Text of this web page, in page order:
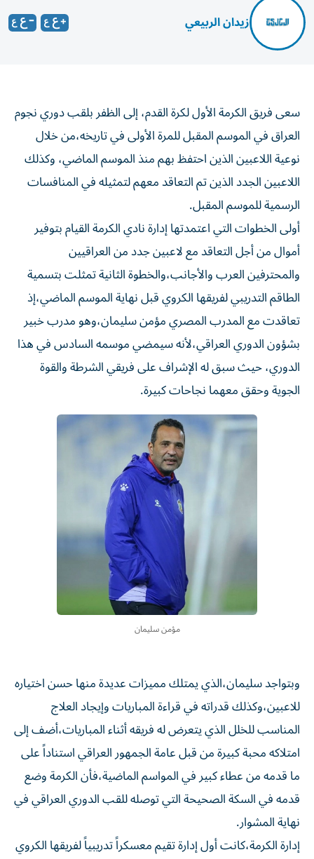
زيدان الربيعي
سعى فريق الكرمة الأول لكرة القدم، إلى الظفر بلقب دوري نجوم
العراق في الموسم المقبل للمرة الأولى في تاريخه،من خلال
نوعية اللاعبين الذين احتفظ بهم منذ الموسم الماضي، وكذلك
اللاعبين الجدد الذين تم التعاقد معهم لتمثيله في المنافسات
الرسمية للموسم المقبل.
أولى الخطوات التي اعتمدتها إدارة نادي الكرمة القيام بتوفير
أموال من أجل التعاقد مع لاعبين جدد من العراقيين
والمحترفين العرب والأجانب،والخطوة الثانية تمثلت بتسمية
الطاقم التدريبي لفريقها الكروي قبل نهاية الموسم الماضي،إذ
تعاقدت مع المدرب المصري مؤمن سليمان،وهو مدرب خبير
بشؤون الدوري العراقي،لأنه سيمضي موسمه السادس في هذا
الدوري، حيث سبق له الإشراف على فريقي الشرطة والقوة
الجوية وحقق معهما نجاحات كبيرة.
مؤمن سليمان
وبتواجد سليمان،الذي يمتلك مميزات عديدة منها حسن اختياره
للاعبين،وكذلك قدراته في قراءة المباريات وإيجاد العلاج
المناسب للخلل الذي يتعرض له فريقه أثناء المباريات،أضف إلى
امتلاكه محبة كبيرة من قبل عامة الجمهور العراقي استناداً على
ما قدمه من عطاء كبير في المواسم الماضية،فأن الكرمة وضع
قدمه في السكة الصحيحة التي توصله للقب الدوري العراقي في
نهاية المشوار.
إدارة الكرمة،كانت أول إدارة تقيم معسكراً تدريبياً لفريقها الكروي